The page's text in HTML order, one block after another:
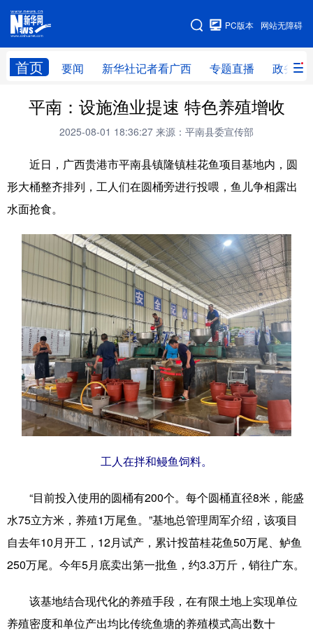
网站无障碍
PC版本
首页 要闻 新华社记者看广西 专题直播 政务信
网站地图
广西频道
新华社记者 专题直播 政务信息
图片新闻 壮美广西
新华网导航
学习进行时 高层 时政 人事
国际 财经 网评 港澳
台湾 思客智库 全球连线 教育
科技 科普 体育 文化
健康 军事 访谈 视频
图片 中央文件 金融 汽车
食品 人居 信息化 乡村振兴
城市 旅游
悦读 公益 书画 一带一路
亚太网 上市公司 文化产业
地方频道
北京 天津 河北 山西
平南：设施渔业提速 特色养殖增收
2025-08-01 18:36:27 来源：平南县委宣传部
近日，广西贵港市平南县镇隆镇桂花鱼项目基地内，圆
形大桶整齐排列，工人们在圆桶旁进行投喂，鱼儿争相露出
水面抢食。
工人在拌和鳗鱼饲料。
“目前投入使用的圆桶有200个。每个圆桶直径8米，能盛
水75立方米，养殖1万尾鱼。”基地总管理周军介绍，该项目
自去年10月开工，12月试产，累计投苗桂花鱼50万尾、鲈鱼
250万尾。今年5月底卖出第一批鱼，约3.3万斤，销往广东。
该基地结合现代化的养殖手段，在有限土地上实现单位
养殖密度和单位产出均比传统鱼塘的养殖模式高出数十